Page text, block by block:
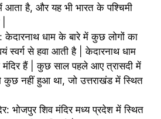
में आता है, और यह भी भारत के पश्चिमी
केदारनाथ धाम के बारे में कुछ लोगों का
स्वर्ग से हवा आती है | केदारनाथ धाम
मंदिर हैं | कुछ साल पहले आए त्रासदी में
कुछ नहीं हुआ था, जो उत्तराखंड में स्थित
भोजपुर शिव मंदिर मध्य प्रदेश में स्थित